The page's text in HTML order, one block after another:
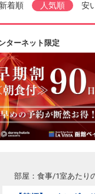
着順 人気順 安
ターネット限定
部屋：食事/1室あたり